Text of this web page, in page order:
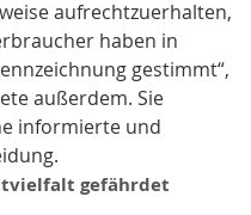
aufrechtzuerhalten,
haben in
gestimmt“,
außerdem. Sie
informierte und
gefährdet